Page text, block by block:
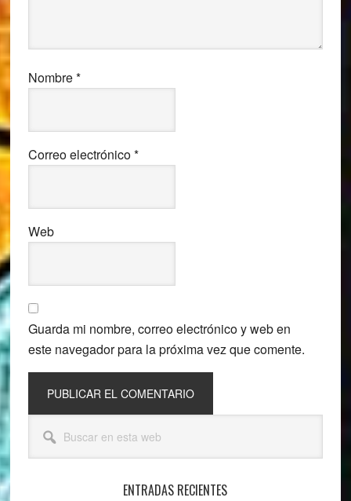
Nombre*
Correo electrónico*
Web
Guarda mi nombre, correo electrónico y web en
este navegador para la próxima vez que comente.
Barra
lateral
esta
ENTRADAS RECIENTES